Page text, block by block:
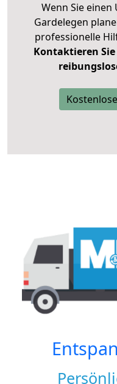
Wenn Sie einen
Gardelegen
professionelle
Kontaktieren